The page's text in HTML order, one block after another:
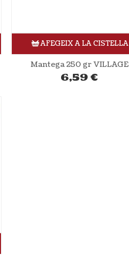
AFEGEIX A LA CISTELLA
Mantega 250 gr VILLAGE
6,59 €